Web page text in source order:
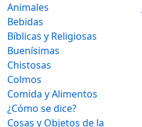
Animales
Bebidas
Bíblicas y Religiosas
Buenísimas
Chistosas
Colmos
Comida y Alimentos
¿Cómo se dice?
Cosas y Objetos de la